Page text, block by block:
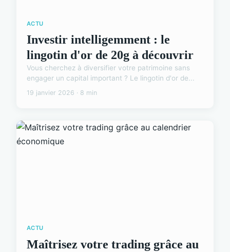
ACTU
Investir intelligemment : le
lingotin d'or de 20g à découvrir
Vous cherchez à diversifier votre patrimoine sans
engager un capital important ? Le lingotin d'or de...
19 janvier 2026 · 8 min
ACTU
Maîtrisez votre trading grâce au